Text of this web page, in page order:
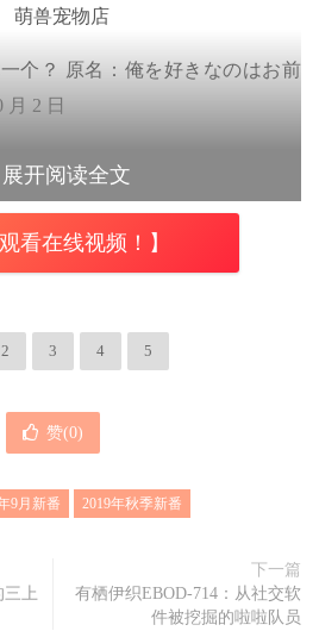
个？ 原名：俺を好きなのはお前
2 日
の空 播映日期：10 月 2 日
（www.qgmy8.com）原创撰写，未
浦岛坂田船の日常 播映日期：10
展开阅读全文
看在线视频！】
2 3 4 5
赞(0)
9月新番 2019年秋季新番
三上
下一篇
有栖伊织EBOD-714：从社交软
件被挖掘的啦啦队员